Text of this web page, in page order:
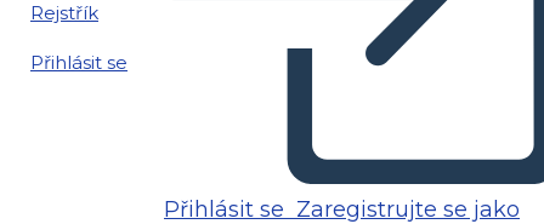
Rejstřík
Přihlásit se
Přihlásit se Zaregistrujte se jako